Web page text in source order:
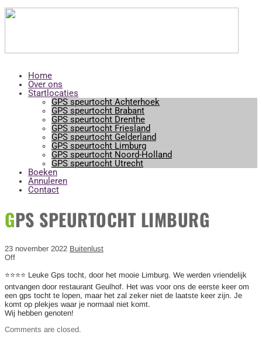
Home
Over ons
Startlocaties
GPS speurtocht Achterhoek
GPS speurtocht Brabant
GPS speurtocht Drenthe
GPS speurtocht Friesland
GPS speurtocht Gelderland
GPS speurtocht Limburg
GPS speurtocht Noord-Holland
GPS speurtocht Utrecht
Boeken
Annuleren
Contact
GPS SPEURTOCHT LIMBURG
23 november 2022 Buitenlust
Off
⭐⭐⭐⭐ Leuke Gps tocht, door het mooie Limburg. We werden vriendelijk
ontvangen door restaurant Geulhof. Het was voor ons de eerste keer om
een gps tocht te lopen, maar het zal zeker niet de laatste keer zijn. Je
komt op plekjes waar je normaal niet komt.
Wij hebben genoten!
Comments are closed.